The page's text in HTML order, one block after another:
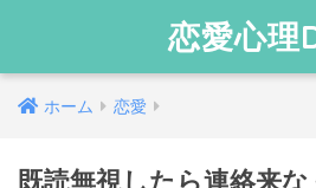
恋愛心理
ホーム 恋愛
既読無視したら連絡来